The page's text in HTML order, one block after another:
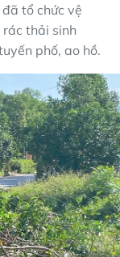
tổ chức vệ
thải sinh
phố, ao hồ.